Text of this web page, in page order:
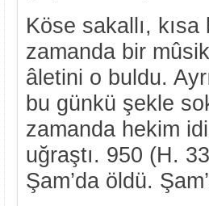
Köse sakallı,
zamanda bir
âletini o buldu.
bu günkü şekle
zamanda hekim
uğraştı. 950 (H.
Şam’da öldü.